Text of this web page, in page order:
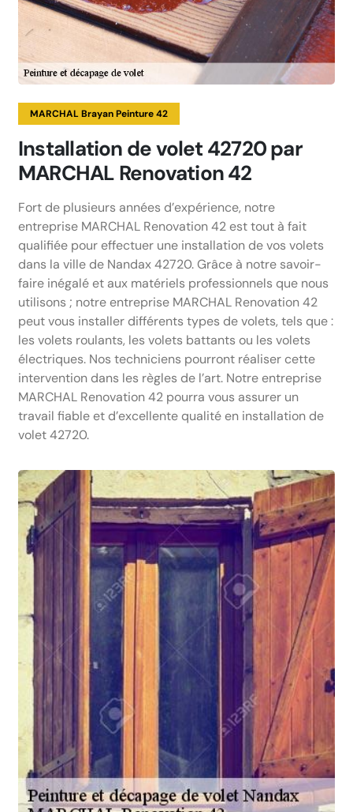
MARCHAL Brayan Peinture 42
Installation de volet 42720 par
MARCHAL Renovation 42
Fort de plusieurs années d’expérience, notre
entreprise MARCHAL Renovation 42 est tout à fait
qualifiée pour effectuer une installation de vos volets
dans la ville de Nandax 42720. Grâce à notre savoir-
faire inégalé et aux matériels professionnels que nous
utilisons ; notre entreprise MARCHAL Renovation 42
peut vous installer différents types de volets, tels que :
les volets roulants, les volets battants ou les volets
électriques. Nos techniciens pourront réaliser cette
intervention dans les règles de l’art. Notre entreprise
MARCHAL Renovation 42 pourra vous assurer un
travail fiable et d’excellente qualité en installation de
volet 42720.